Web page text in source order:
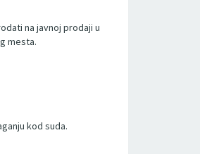
na javnoj prodaji u
mesta.
kod suda.